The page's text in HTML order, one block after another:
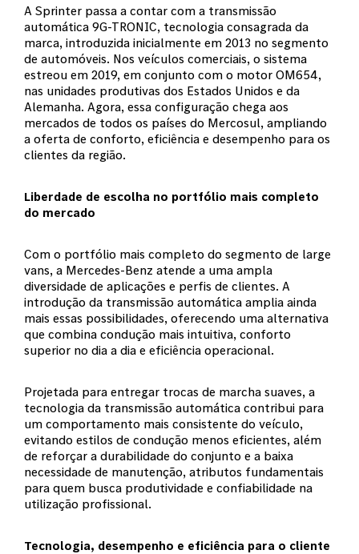
A Sprinter passa a contar com a transmissão
automática 9G-TRONIC, tecnologia consagrada da
marca, introduzida inicialmente em 2013 no segmento
de automóveis. Nos veículos comerciais, o sistema
estreou em 2019, em conjunto com o motor OM654,
nas unidades produtivas dos Estados Unidos e da
Alemanha. Agora, essa configuração chega aos
mercados de todos os países do Mercosul, ampliando
a oferta de conforto, eficiência e desempenho para os
clientes da região.
Liberdade de escolha no portfólio mais completo
do mercado
Com o portfólio mais completo do segmento de large
vans, a Mercedes-Benz atende a uma ampla
diversidade de aplicações e perfis de clientes. A
introdução da transmissão automática amplia ainda
mais essas possibilidades, oferecendo uma alternativa
que combina condução mais intuitiva, conforto
superior no dia a dia e eficiência operacional.
Projetada para entregar trocas de marcha suaves, a
tecnologia da transmissão automática contribui para
um comportamento mais consistente do veículo,
evitando estilos de condução menos eficientes, além
de reforçar a durabilidade do conjunto e a baixa
necessidade de manutenção, atributos fundamentais
para quem busca produtividade e confiabilidade na
utilização profissional.
Tecnologia, desempenho e eficiência para o cliente